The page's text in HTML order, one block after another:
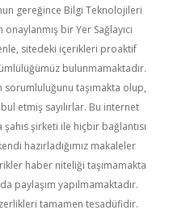
gereğince Bilgi Teknolojileri
bir Yer Sağlayıcı
sitedeki içerikleri proaktif
bulunmamaktadır.
sorumluluğunu taşımakta olup,
etmiş sayılırlar. Bu internet
şirketi ile hiçbir bağlantısı
hazırladığımız makaleler
haber niteliği taşımamakta
paylaşım yapılmamaktadır.
tamamen tesadüfidir.